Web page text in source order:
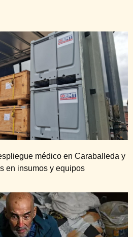
médico en Caraballeda y
en insumos y equipos